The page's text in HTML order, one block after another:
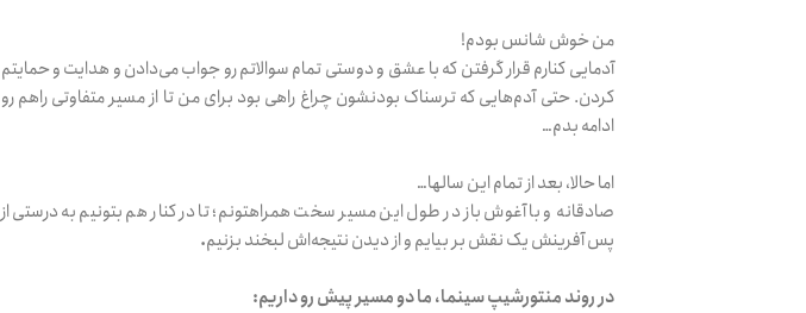
من خوش شانس بودم!
آدمایی کنارم قرار گرفتن که با عشق و دوستی تمام سوالاتم رو جواب می‌دادن و هدایت و حمایتم
کردن. حتی آدم‌هایی که ترسناک بودنشون چراغ راهی بود برای من تا از مسیر متفاوتی راهم رو
ادامه بدم…
اما حالا، بعد از تمام این سالها…
صادقانه و با آغوش باز در طول این مسیر سخت همراهتونم؛ تا در کنار هم بتونیم به درستی از
پس آفرینش یک نقش بر بیایم و از دیدن نتیجه‌اش لبخند بزنیم.
در روند منتورشیپ سینما، ما دو مسیر پیش رو داریم: